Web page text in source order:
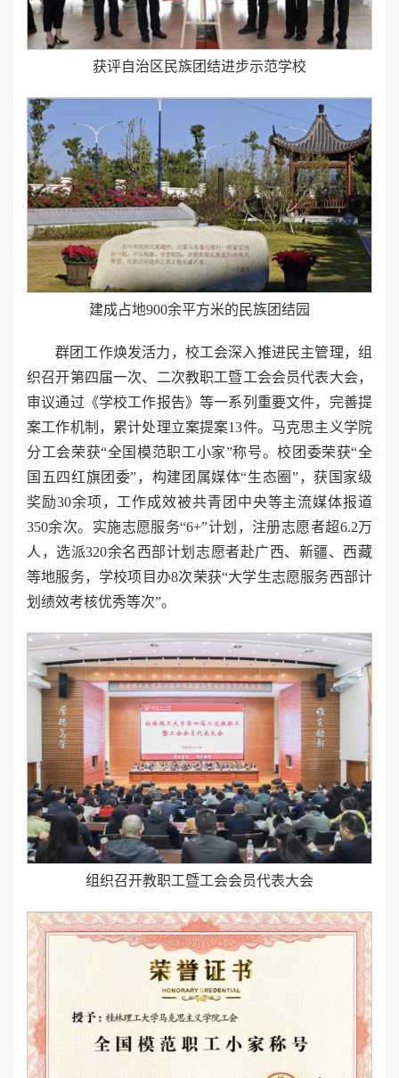
获评自治区民族团结进步示范学校
建成占地900余平方米的民族团结园
群团工作焕发活力，校工会深入推进民主管理，组
织召开第四届一次、二次教职工暨工会会员代表大会，
审议通过《学校工作报告》等一系列重要文件，完善提
案工作机制，累计处理立案提案13件。马克思主义学院
分工会荣获“全国模范职工小家”称号。校团委荣获“全
国五四红旗团委”，构建团属媒体“生态圈”，获国家级
奖励30余项，工作成效被共青团中央等主流媒体报道
350余次。实施志愿服务“6+”计划，注册志愿者超6.2万
人，选派320余名西部计划志愿者赴广西、新疆、西藏
等地服务，学校项目办8次荣获“大学生志愿服务西部计
划绩效考核优秀等次”。
组织召开教职工暨工会会员代表大会